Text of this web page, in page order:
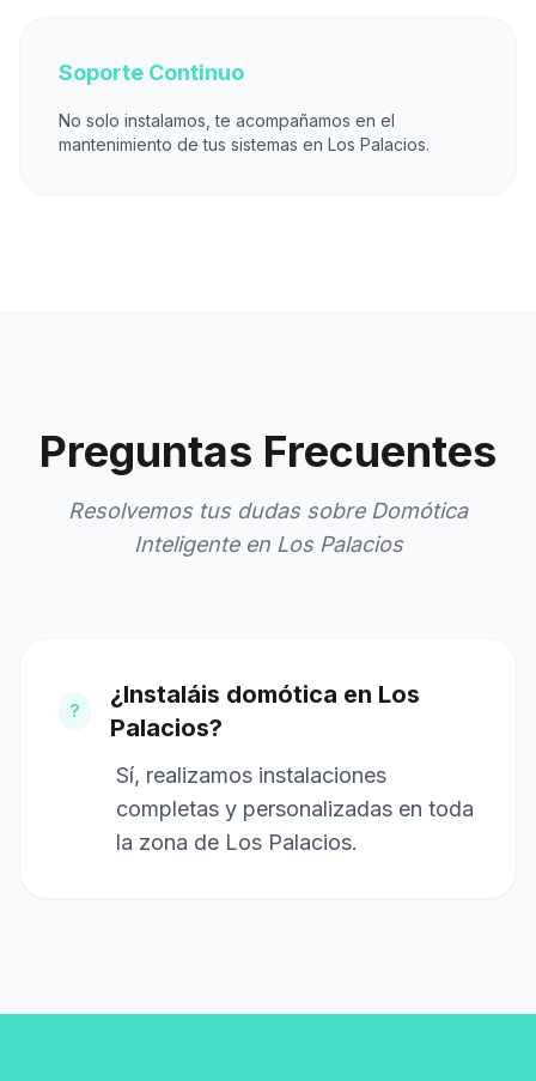
Soporte Continuo
No solo instalamos, te acompañamos en el
mantenimiento de tus sistemas en Los Palacios.
Preguntas Frecuentes
Resolvemos tus dudas sobre Domótica
Inteligente en Los Palacios
?
¿Instaláis domótica en Los
Palacios?
Sí, realizamos instalaciones
completas y personalizadas en toda
la zona de Los Palacios.